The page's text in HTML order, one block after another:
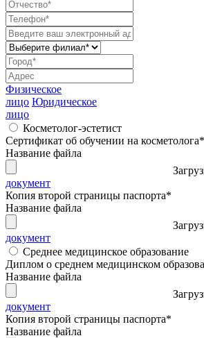
Физическое
лицо Юридическое
лицо
Косметолог-эстетист
Сертификат об обучении на косметолога*
Название файла
документ
Копия второй страницы паспорта*
Название файла
документ
Среднее медицинское образование
Диплом о среднем медицинском
Название файла
документ
Копия второй страницы паспорта*
Название файла